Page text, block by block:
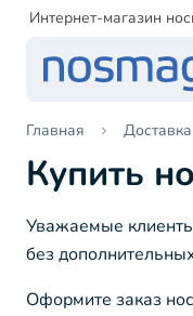
Интернет-магазин
Главная Доставка
Купить
Уважаемые
без
Оформите заказ